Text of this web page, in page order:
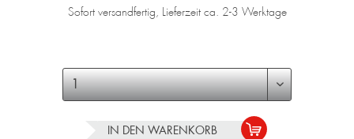
Sofort versandfertig, Lieferzeit ca. 2-3 Werktage
IN DEN WARENKORB